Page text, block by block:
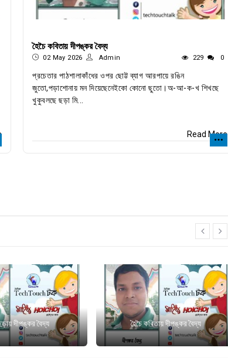
হৈচৈ কবিতায় দীপঙ্কর বৈদ্য
02 May 2026 Admin 229 0
প্রচেতার পাঠশালাকাঁধের ওপর ছোট্ট ব্যাগ আরপায়ে রঙিন
জুতো,পড়াশোনায় মন দিয়েছেনেইকো কোনো ছুতো।অ-আ-ক-খ শিখছে
খুকুবলছে ছড়া মি...
Read More
দীপঙ্কর বৈদ্য হৈচৈ কবিতায় দীপঙ্কর বৈদ্য
prev